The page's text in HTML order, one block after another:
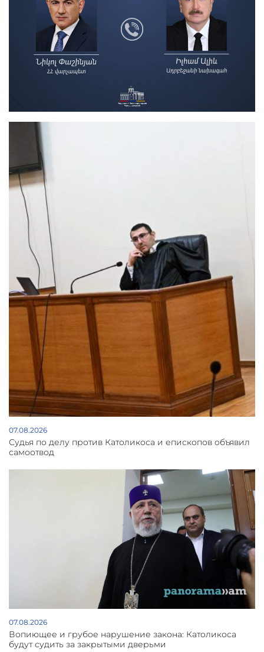
07.08.2026
Судья по делу против Католикоса и епископов объявил
самоотвод
07.08.2026
Вопиющее и грубое нарушение закона: Католикоса
будут судить за закрытыми дверьми